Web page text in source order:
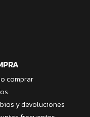
comprar
y devoluciones